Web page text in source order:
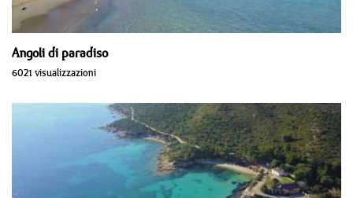
Angoli di paradiso
6021 visualizzazioni